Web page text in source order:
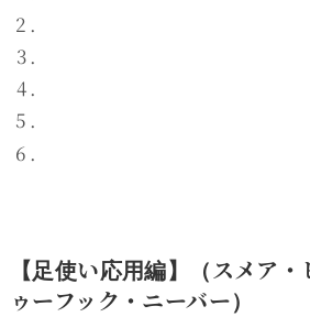
【足使い応用編】（スメア
ゥーフック・ニーバー）